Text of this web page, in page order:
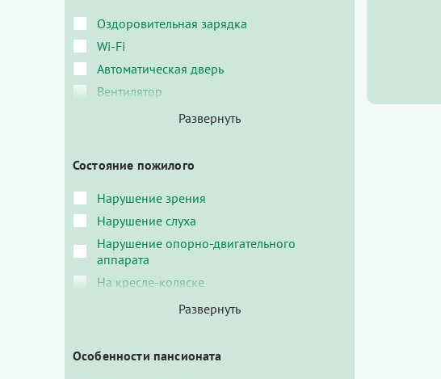
Оздоровительная зарядка
Wi-Fi
Автоматическая дверь
Вентилятор
Состояние пожилого
Нарушение зрения
Нарушение слуха
Нарушение опорно-двигательного
аппарата
На кресле-коляске
Особенности пансионата